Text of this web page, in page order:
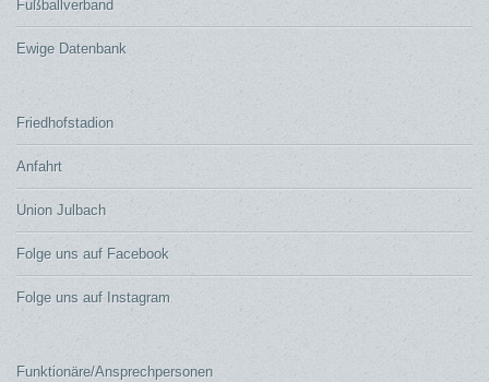
Fußballverband
Ewige Datenbank
Friedhofstadion
Anfahrt
Union Julbach
Folge uns auf Facebook
Folge uns auf Instagram
Funktionäre/Ansprechpersonen